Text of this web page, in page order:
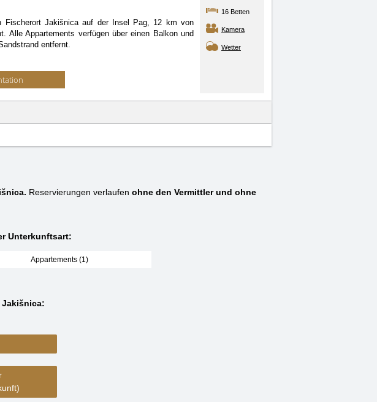
Fischerort Jakišnica auf der Insel Pag, 12 km von
Alle Appartements verfügen über einen Balkon und
entfernt.
16 Betten
Kamera
Wetter
Reservierungen verlaufen ohne den Vermittler und ohne
Unterkunftsart:
Appartements (1)